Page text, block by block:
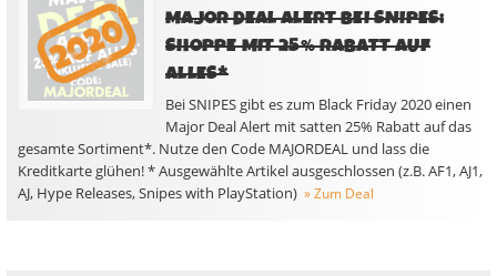
MAJOR DEAL ALERT BEI SNIPES:
SHOPPE MIT 25% RABATT AUF
ALLES*
Bei SNIPES gibt es zum Black Friday 2020 einen
Major Deal Alert mit satten 25% Rabatt auf das
gesamte Sortiment*. Nutze den Code MAJORDEAL und lass die
Kreditkarte glühen! * Ausgewählte Artikel ausgeschlossen (z.B. AF1, AJ1,
AJ, Hype Releases, Snipes with PlayStation) » Zum Deal